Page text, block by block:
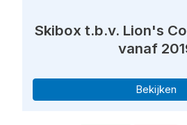
Skibox t.b.v. Lion's
vanaf
Bekijken